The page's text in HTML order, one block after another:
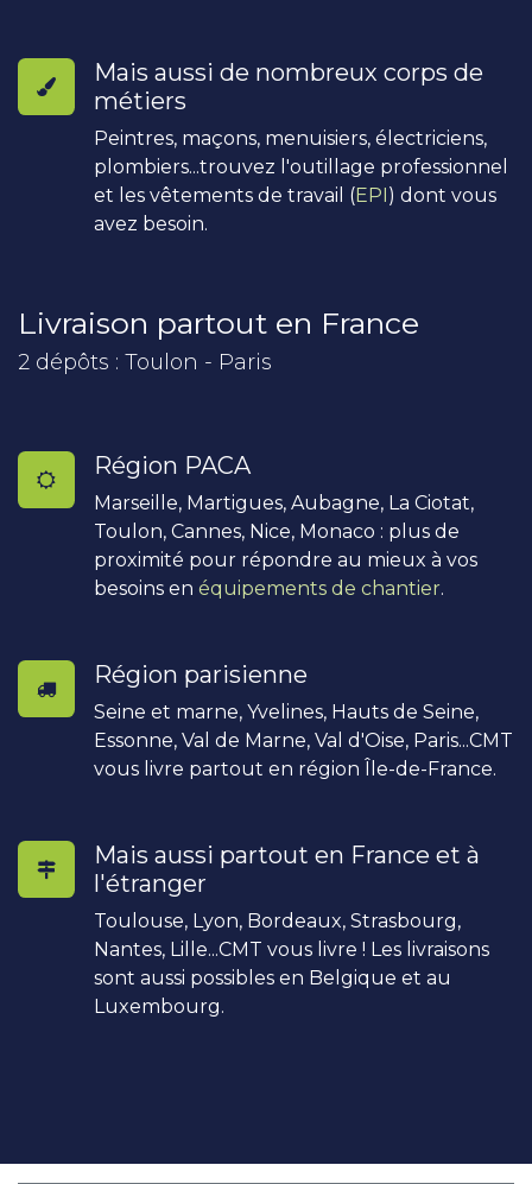
Mais aussi de nombreux corps de
métiers
Peintres, maçons, menuisiers, électriciens,
plombiers...trouvez l'outillage professionnel
et les vêtements de travail (EPI) dont vous
avez besoin.
Livraison partout en France
2 dépôts : Toulon - Paris
Région PACA
Marseille, Martigues, Aubagne, La Ciotat,
Toulon, Cannes, Nice, Monaco : plus de
proximité pour répondre au mieux à vos
besoins en équipements de chantier.
Région parisienne
Seine et marne, Yvelines, Hauts de Seine,
Essonne, Val de Marne, Val d'Oise, Paris...CMT
vous livre partout en région Île-de-France.
Mais aussi partout en France et à
l'étranger
Toulouse, Lyon, Bordeaux, Strasbourg,
Nantes, Lille...CMT vous livre ! Les livraisons
sont aussi possibles en Belgique et au
Luxembourg.